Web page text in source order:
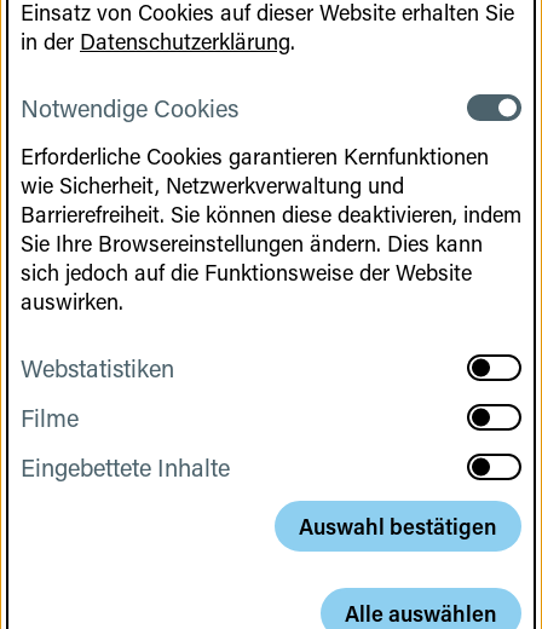
Nutzung der Infrastruktur durch Start-
Stärkung des Zugangs zu privatem
Kapital für GCT-Innovationen
Verschlankung der Prozesse der
Ausbau von Aus- und
Weiterbildungsprogrammen für GMP-
Aufbau/Verstetigung eines nationalen
Einsatz von Cookies auf dieser Website erhalten Sie
in der Datenschutzerklärung.
Notwendige Cookies
Cookies
Erforderliche Cookies garantieren Kernfunktionen
wie Sicherheit, Netzwerkverwaltung und
Barrierefreiheit. Sie können diese deaktivieren, indem
Sie Ihre Browsereinstellungen ändern. Dies kann
sich jedoch auf die Funktionsweise der Website
auswirken.
Webstatistiken
Cookies
Filme
Cookies
Eingebettete Inhalte
Inhalte
Cookies
Auswahl bestätigen
Alle auswählen